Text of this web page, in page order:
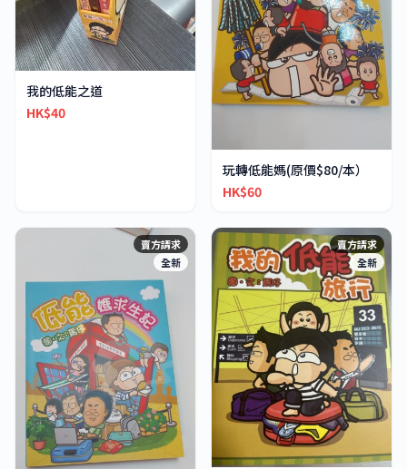
我的低能之道
HK$40
玩轉低能媽(原價$80/本）
HK$60
賣方請求
全新
賣方請求
全新